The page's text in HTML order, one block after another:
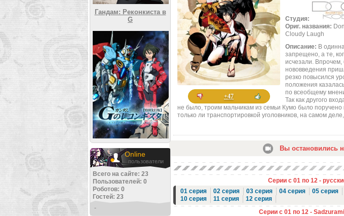
Гандам: Реконкиста в
G
Online
пользователи
Всего на сайте: 23
Пользователей: 0
Роботов: 0
Гостей: 23
-
+47
Студия:
Ориг. названия:
Cloudy Laugh
Описание: В
запрещено, а те,
исчезали.
нововведения
резко повысился
положения
по всеобщему
Так как другого
не было, троим мальчикам из семьи Кумо было
только ли транспортировкой уголовников, на самом
Вы остановились
Серии с 01 по 12 -
01 серия
02 серия 03 серия 04 серия 05 серия
10 серия
11 серия
12 серия
Серии с 01 по 12 -